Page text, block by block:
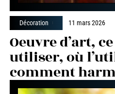
Décoration 11 mars 2026
Oeuvre d’art,
utiliser, où
comment